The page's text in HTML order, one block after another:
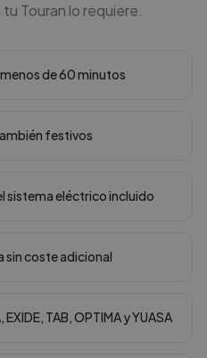
Touran lo requiere.
de 60 minutos
festivos
sistema eléctrico incluido
coste adicional
TAB, OPTIMA y YUASA